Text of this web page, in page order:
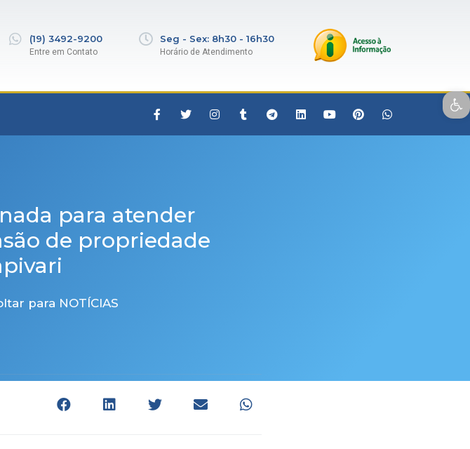
Open toolbar
(19) 3492-9200
Entre em Contato
Seg - Sex: 8h30 - 16h30
Horário de Atendimento
para atender
de propriedade
para NOTÍCIAS